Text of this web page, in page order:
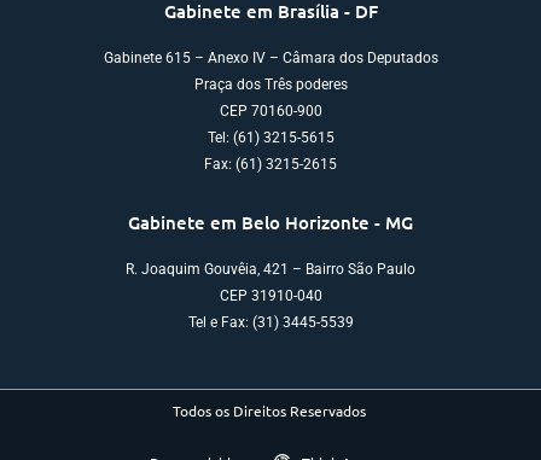
Gabinete em Brasília - DF
Gabinete 615 – Anexo IV – Câmara dos Deputados
Praça dos Três poderes
CEP 70160-900
Tel: (61) 3215-5615
Fax: (61) 3215-2615
Gabinete em Belo Horizonte - MG
R. Joaquim Gouvêia, 421 – Bairro São Paulo
CEP 31910-040
Tel e Fax: (31) 3445-5539
Todos os Direitos Reservados